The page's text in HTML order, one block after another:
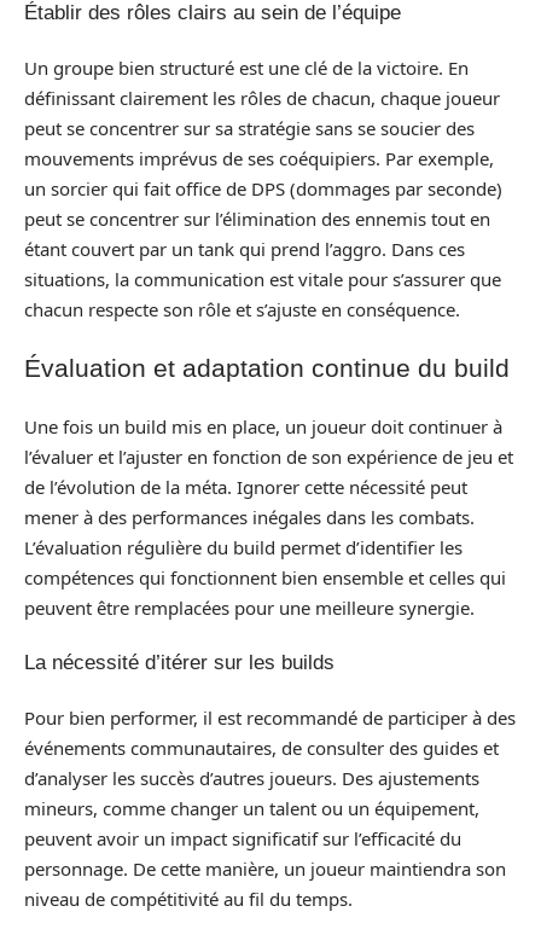
Établir des rôles clairs au sein de l’équipe
Un groupe bien structuré est une clé de la victoire. En
définissant clairement les rôles de chacun, chaque joueur
peut se concentrer sur sa stratégie sans se soucier des
mouvements imprévus de ses coéquipiers. Par exemple,
un sorcier qui fait office de DPS (dommages par seconde)
peut se concentrer sur l’élimination des ennemis tout en
étant couvert par un tank qui prend l’aggro. Dans ces
situations, la communication est vitale pour s’assurer que
chacun respecte son rôle et s’ajuste en conséquence.
Évaluation et adaptation continue du build
Une fois un build mis en place, un joueur doit continuer à
l’évaluer et l’ajuster en fonction de son expérience de jeu et
de l’évolution de la méta. Ignorer cette nécessité peut
mener à des performances inégales dans les combats.
L’évaluation régulière du build permet d’identifier les
compétences qui fonctionnent bien ensemble et celles qui
peuvent être remplacées pour une meilleure synergie.
La nécessité d’itérer sur les builds
Pour bien performer, il est recommandé de participer à des
événements communautaires, de consulter des guides et
d’analyser les succès d’autres joueurs. Des ajustements
mineurs, comme changer un talent ou un équipement,
peuvent avoir un impact significatif sur l’efficacité du
personnage. De cette manière, un joueur maintiendra son
niveau de compétitivité au fil du temps.